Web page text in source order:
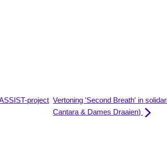
project Vertoning 'Second Breath' in
Cantara & Dames Draaien)